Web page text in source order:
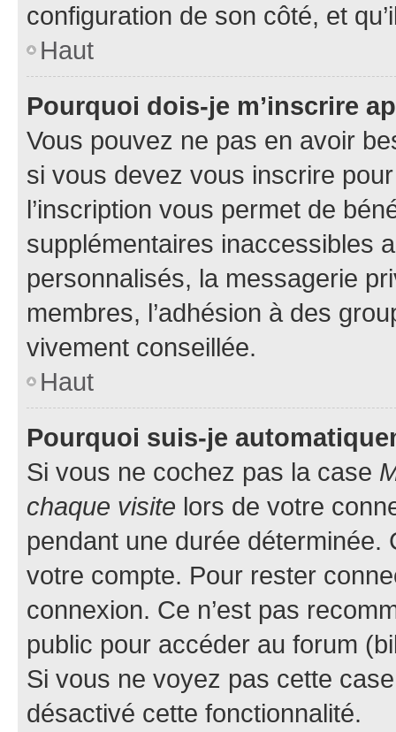
configuration de son côté, et
Haut
Pourquoi dois-je m’inscrire
Vous pouvez ne pas en avoir
si vous devez vous inscrire
l’inscription vous permet de
supplémentaires inaccessibles
personnalisés, la messagerie
membres, l’adhésion à des
vivement conseillée.
Haut
Pourquoi suis-je
Si vous ne cochez pas la case
chaque visite lors de votre
pendant une durée déterminée.
votre compte. Pour rester
connexion. Ce n’est pas
public pour accéder au forum
Si vous ne voyez pas cette
désactivé cette fonctionnalité.